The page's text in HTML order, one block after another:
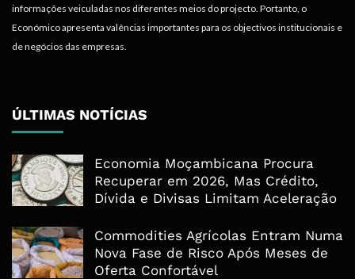
informações veiculadas nos diferentes meios do projecto. Portanto, o
Económico apresenta valências importantes para os objectivos institucionais e
de negócios das empresas.
ÚLTIMAS NOTÍCIAS
Economia Moçambicana Procura
Recuperar em 2026, Mas Crédito,
Dívida e Divisas Limitam Aceleração
Commodities Agrícolas Entram Numa
Nova Fase de Risco Após Meses de
Oferta Confortável